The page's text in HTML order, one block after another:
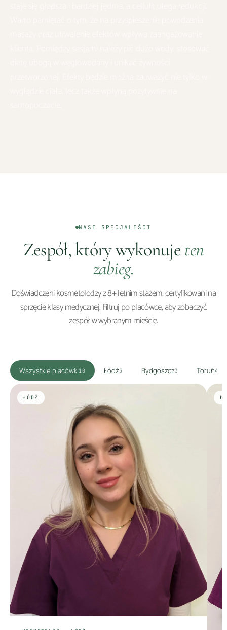
NASI SPECJALIŚCI
Zespół, który wykonuje ten
zabieg.
Doświadczeni kosmetolodzy z 8+ letnim stażem, certyfikowani na
sprzęcie klasy medycznej. Filtruj po placówce, aby zobaczyć
zespół w wybranym mieście.
Wszystkie placówki10 Łódź3 Bydgoszcz3 Toruń4
ŁÓDŹ